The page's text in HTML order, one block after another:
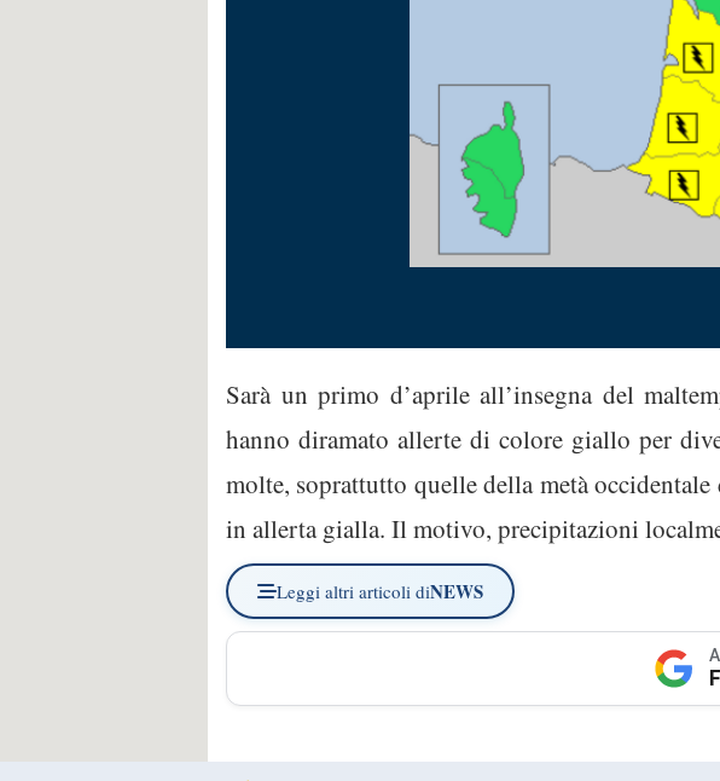
Sarà un primo d’aprile all’insegna del
hanno diramato allerte di colore giallo per
molte, soprattutto quelle della metà
in allerta gialla. Il motivo, precipitazioni
Leggi altri articoli diNEWS